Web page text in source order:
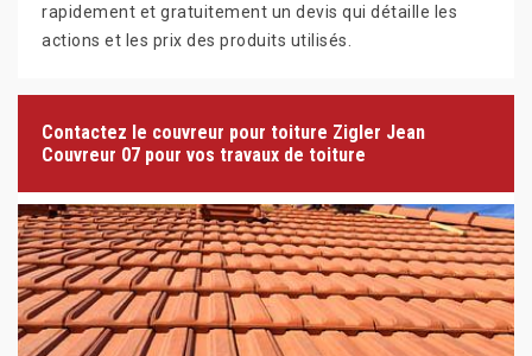
rapidement et gratuitement un devis qui détaille les
actions et les prix des produits utilisés.
Contactez le couvreur pour toiture Zigler Jean
Couvreur 07 pour vos travaux de toiture